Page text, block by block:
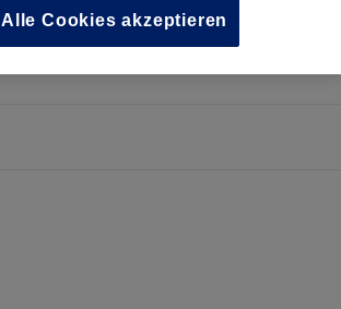
Alle Cookies akzeptieren